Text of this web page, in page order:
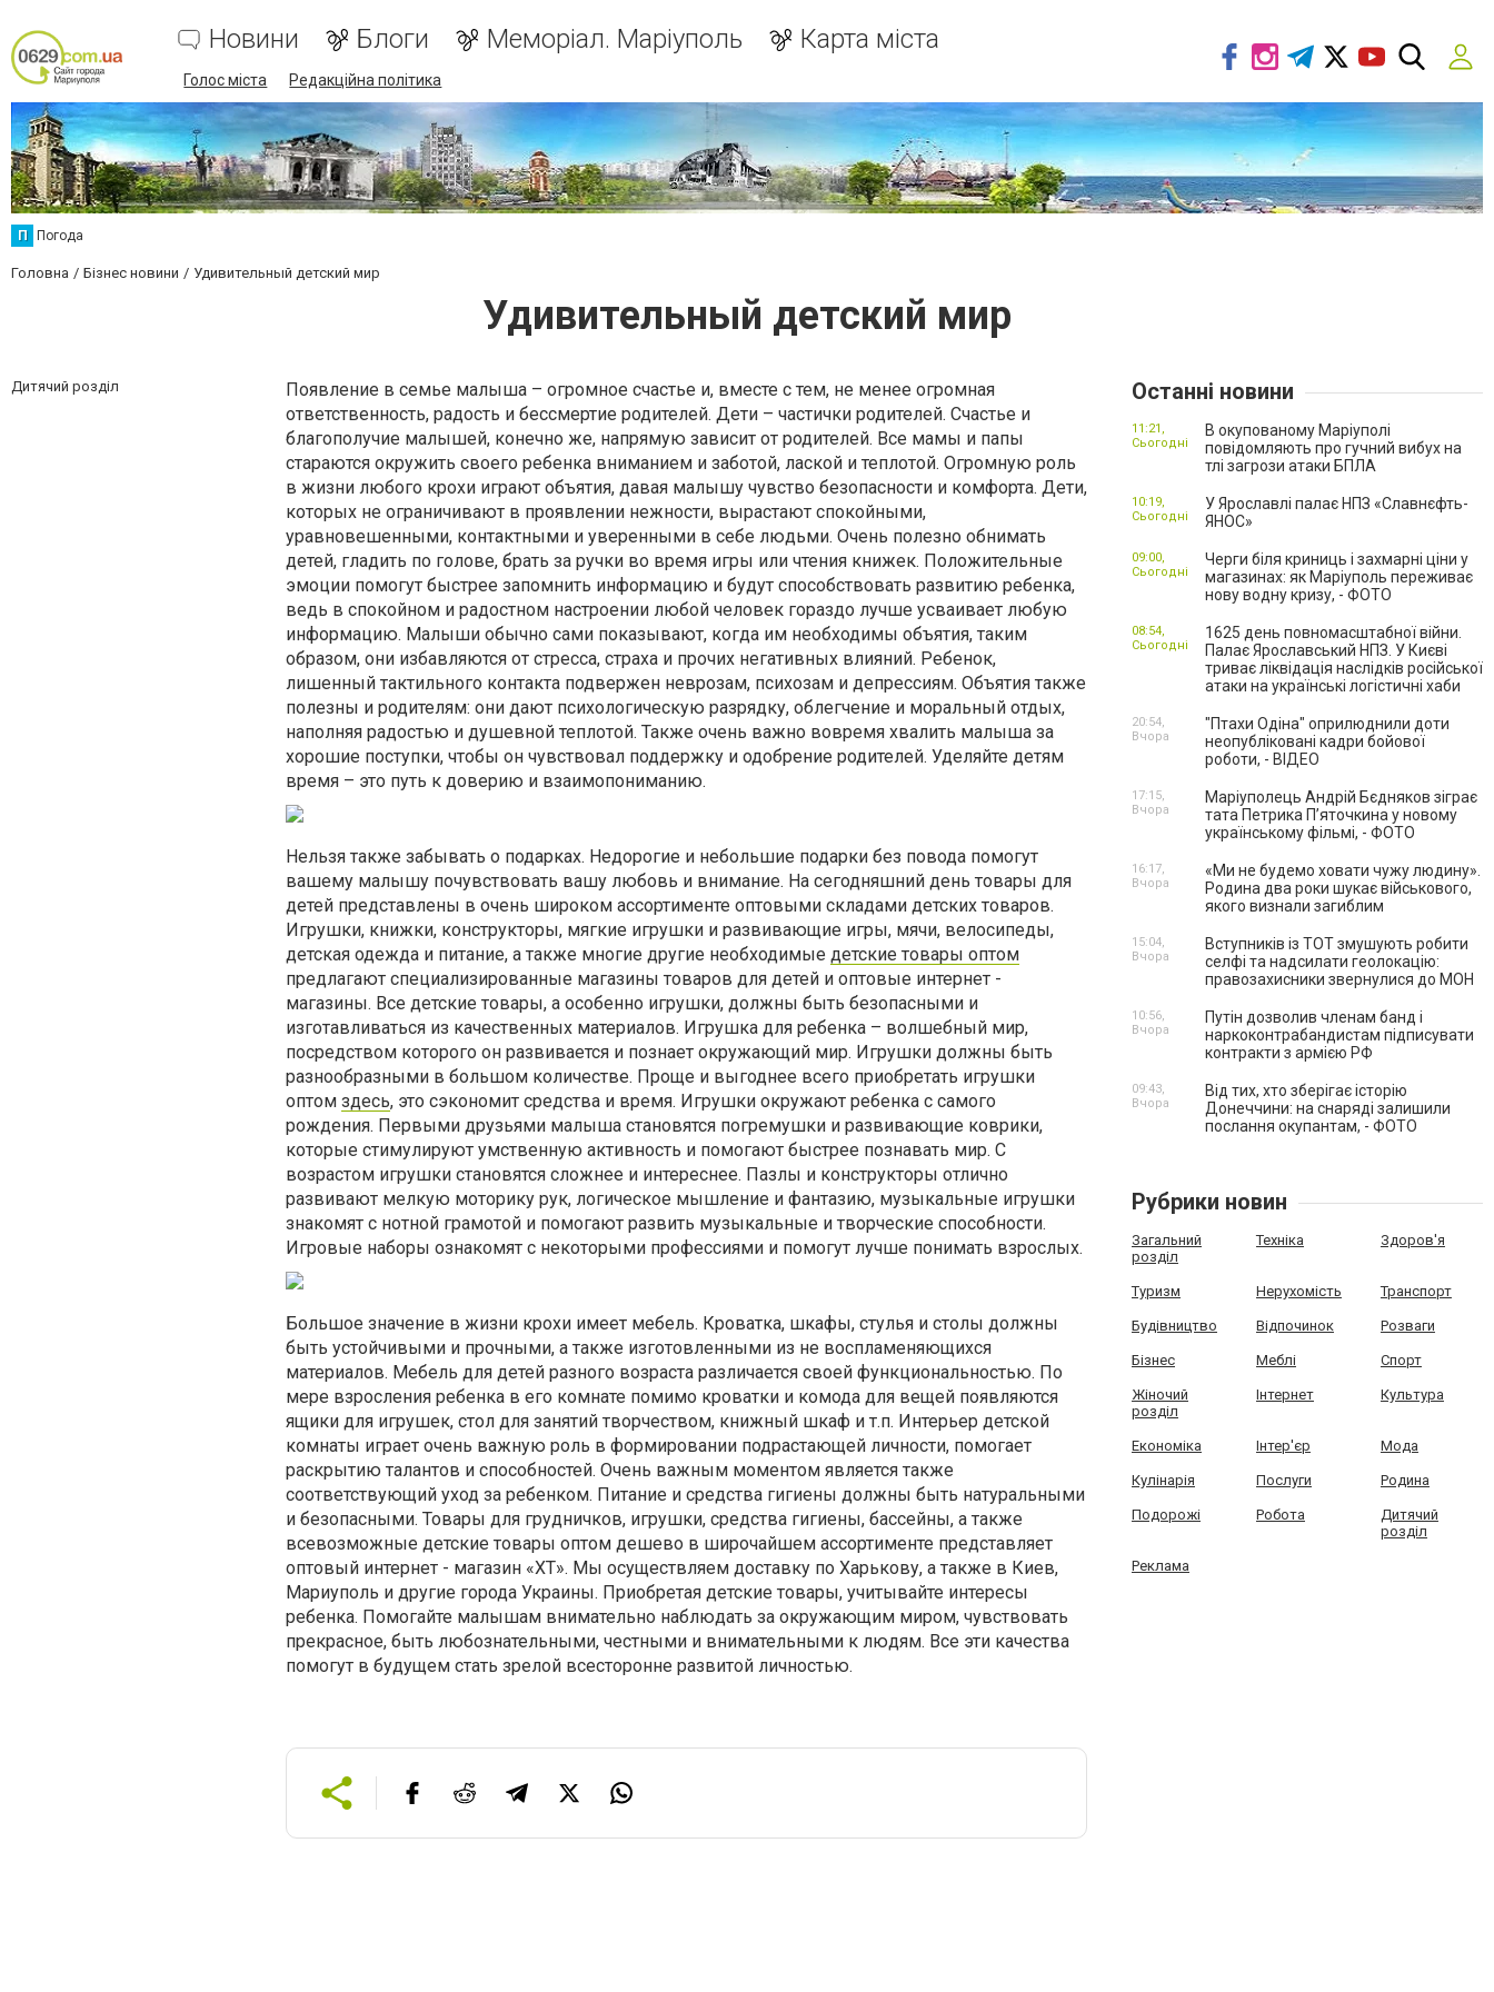
Новини Блоги Меморіал. Маріуполь Карта міста
Голос міста Редакційна політика
П Погода
Головна Бізнес новини Удивительный детский мир
Удивительный детский мир
Дитячий розділ
Появление в семье малыша – огромное счастье и, вместе с тем, не менее огромная
ответственность, радость и бессмертие родителей. Дети – частички родителей. Счастье и
благополучие малышей, конечно же, напрямую зависит от родителей. Все мамы и папы
стараются окружить своего ребенка вниманием и заботой, лаской и теплотой. Огромную роль
в жизни любого крохи играют объятия, давая малышу чувство безопасности и комфорта. Дети,
которых не ограничивают в проявлении нежности, вырастают спокойными,
уравновешенными, контактными и уверенными в себе людьми. Очень полезно обнимать
детей, гладить по голове, брать за ручки во время игры или чтения книжек. Положительные
эмоции помогут быстрее запомнить информацию и будут способствовать развитию ребенка,
ведь в спокойном и радостном настроении любой человек гораздо лучше усваивает любую
информацию. Малыши обычно сами показывают, когда им необходимы объятия, таким
образом, они избавляются от стресса, страха и прочих негативных влияний. Ребенок,
лишенный тактильного контакта подвержен неврозам, психозам и депрессиям. Объятия также
полезны и родителям: они дают психологическую разрядку, облегчение и моральный отдых,
наполняя радостью и душевной теплотой. Также очень важно вовремя хвалить малыша за
хорошие поступки, чтобы он чувствовал поддержку и одобрение родителей. Уделяйте детям
время – это путь к доверию и взаимопониманию.
Нельзя также забывать о подарках. Недорогие и небольшие подарки без повода помогут
вашему малышу почувствовать вашу любовь и внимание. На сегодняшний день товары для
детей представлены в очень широком ассортименте оптовыми складами детских товаров.
Игрушки, книжки, конструкторы, мягкие игрушки и развивающие игры, мячи, велосипеды,
детская одежда и питание, а также многие другие необходимые детские товары оптом
предлагают специализированные магазины товаров для детей и оптовые интернет -
магазины. Все детские товары, а особенно игрушки, должны быть безопасными и
изготавливаться из качественных материалов. Игрушка для ребенка – волшебный мир,
посредством которого он развивается и познает окружающий мир. Игрушки должны быть
разнообразными в большом количестве. Проще и выгоднее всего приобретать игрушки
оптом здесь, это сэкономит средства и время. Игрушки окружают ребенка с самого
рождения. Первыми друзьями малыша становятся погремушки и развивающие коврики,
которые стимулируют умственную активность и помогают быстрее познавать мир. С
возрастом игрушки становятся сложнее и интереснее. Пазлы и конструкторы отлично
развивают мелкую моторику рук, логическое мышление и фантазию, музыкальные игрушки
знакомят с нотной грамотой и помогают развить музыкальные и творческие способности.
Игровые наборы ознакомят с некоторыми профессиями и помогут лучше понимать взрослых.
Большое значение в жизни крохи имеет мебель. Кроватка, шкафы, стулья и столы должны
быть устойчивыми и прочными, а также изготовленными из не воспламеняющихся
материалов. Мебель для детей разного возраста различается своей функциональностью. По
мере взросления ребенка в его комнате помимо кроватки и комода для вещей появляются
ящики для игрушек, стол для занятий творчеством, книжный шкаф и т.п. Интерьер детской
комнаты играет очень важную роль в формировании подрастающей личности, помогает
раскрытию талантов и способностей. Очень важным моментом является также
соответствующий уход за ребенком. Питание и средства гигиены должны быть натуральными
и безопасными. Товары для грудничков, игрушки, средства гигиены, бассейны, а также
всевозможные детские товары оптом дешево в широчайшем ассортименте представляет
оптовый интернет - магазин «ХТ». Мы осуществляем доставку по Харькову, а также в Киев,
Мариуполь и другие города Украины. Приобретая детские товары, учитывайте интересы
ребенка. Помогайте малышам внимательно наблюдать за окружающим миром, чувствовать
прекрасное, быть любознательными, честными и внимательными к людям. Все эти качества
помогут в будущем стать зрелой всесторонне развитой личностью.
Останні новини
В окупованому Маріуполі
повідомляють про гучний вибух на
тлі загрози атаки БПЛА
11:21,
Сьогодні
У Ярославлі палає НПЗ «Славнєфть-
ЯНОС»
10:19,
Сьогодні
Черги біля криниць і захмарні ціни у
магазинах: як Маріуполь переживає
нову водну кризу, - ФОТО
09:00,
Сьогодні
1625 день повномасштабної війни.
Палає Ярославський НПЗ. У Києві
триває ліквідація наслідків російської
атаки на українські логістичні хаби
08:54,
Сьогодні
"Птахи Одіна" оприлюднили доти
неопубліковані кадри бойової
роботи, - ВІДЕО
20:54,
Вчора
Маріуполець Андрій Бєдняков зіграє
тата Петрика П’яточкина у новому
українському фільмі, - ФОТО
17:15,
Вчора
«Ми не будемо ховати чужу людину».
Родина два роки шукає військового,
якого визнали загиблим
16:17,
Вчора
Вступників із ТОТ змушують робити
селфі та надсилати геолокацію:
правозахисники звернулися до МОН
15:04,
Вчора
Путін дозволив членам банд і
наркоконтрабандистам підписувати
контракти з армією РФ
10:56,
Вчора
Від тих, хто зберігає історію
Донеччини: на снаряді залишили
послання окупантам, - ФОТО
09:43,
Вчора
Рубрики новин
Загальний
розділ
Техніка Здоров'я
Туризм Нерухомість Транспорт
Будівництво Відпочинок Розваги
Бізнес Меблі Спорт
Жіночий
розділ
Інтернет Культура
Економіка Інтер'єр Мода
Кулінарія Послуги Родина
Подорожі Робота
Дитячий
розділ
Реклама